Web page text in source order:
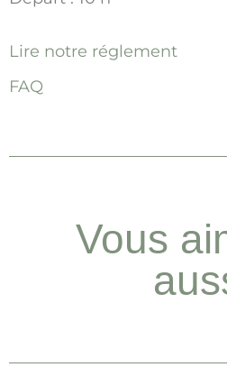
Lire notre réglement
FAQ
Vous